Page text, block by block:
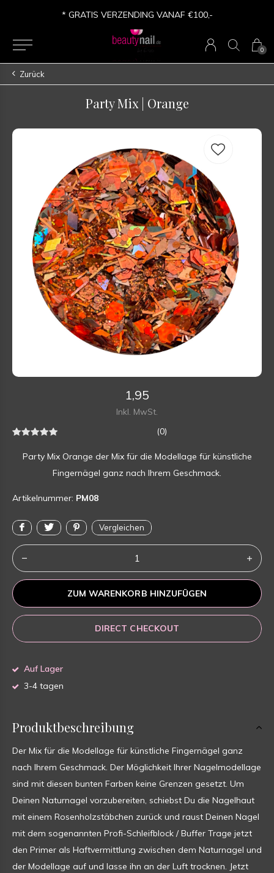
0
* GRATIS VERZENDING VANAF €100,-
Zurück
Party Mix | Orange
1,95
Inkl. MwSt.
(0)
Party Mix Orange der Mix für die Modellage für künstliche
Fingernägel ganz nach Ihrem Geschmack.
Artikelnummer: PM08
Vergleichen
ZUM WARENKORB HINZUFÜGEN
DIRECT CHECKOUT
Auf Lager
3-4 tagen
Produktbeschreibung
Der Mix für die Modellage für künstliche Fingernägel ganz
nach Ihrem Geschmack. Der Möglichkeit Ihrer Nagelmodellage
sind mit diesen bunten Farben keine Grenzen gesetzt. Um
Deinen Naturnagel vorzubereiten, schiebst Du die Nagelhaut
mit einem Rosenholzstäbchen zurück und raust Deinen Nagel
mit dem sogenannten Profi-Schleifblock / Buffer Trage jetzt
den Primer als Haftvermittlung zwischen dem Naturnagel und
der Modellage auf und lasse ihn an der Luft trocknen. Jetzt